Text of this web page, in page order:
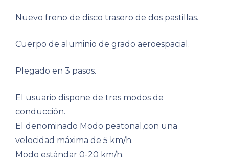
Nuevo freno de disco trasero de dos pastillas.
Cuerpo de aluminio de grado aeroespacial.
Plegado en 3 pasos.
El usuario dispone de tres modos de
conducción.
El denominado Modo peatonal,con una
velocidad máxima de 5 km/h.
Modo estándar 0-20 km/h.